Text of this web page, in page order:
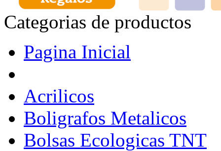
Categorias de productos
Pagina Inicial
Acrilicos
Boligrafos Metalicos
Bolsas Ecologicas TNT